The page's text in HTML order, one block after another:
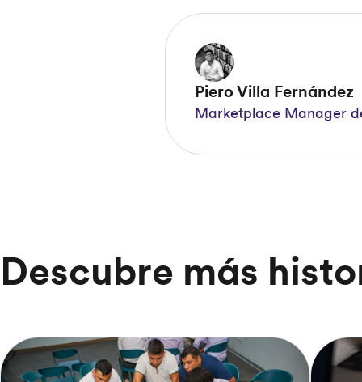
Piero Villa Fernández
Marketplace Manager
Descubre más